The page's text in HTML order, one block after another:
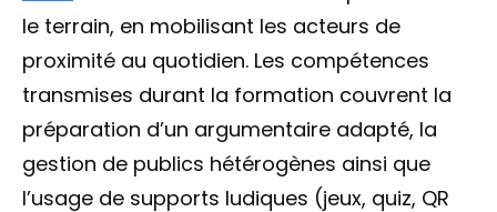
le terrain, en mobilisant les acteurs de
proximité au quotidien. Les compétences
transmises durant la formation couvrent la
préparation d’un argumentaire adapté, la
gestion de publics hétérogènes ainsi que
l’usage de supports ludiques (jeux, quiz, QR